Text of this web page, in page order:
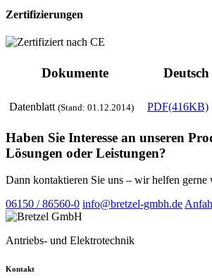
Zertifizierungen
Dokumente Deutsch
Datenblatt (Stand: 01.12.2014) PDF(416KB)
Haben Sie Interesse an unseren
Lösungen oder Leistungen?
Dann kontaktieren Sie uns – wir helfen gerne
06150 / 86560-0 info@bretzel-gmbh.de
Antriebs- und Elektrotechnik
Kontakt